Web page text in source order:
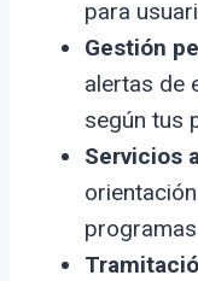
para
Gestión
alertas de
según tus
Servicios